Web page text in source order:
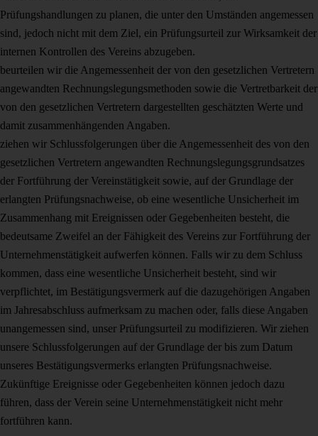
Prüfungshandlungen zu planen, die unter den Umständen angemessen
sind, jedoch nicht mit dem Ziel, ein Prüfungsurteil zur Wirksamkeit der
internen Kontrollen des Vereins abzugeben.
beurteilen wir die Angemessenheit der von den gesetzlichen Vertretern
angewandten Rechnungslegungsmethoden sowie die Vertretbarkeit der
von den gesetzlichen Vertretern dargestellten geschätzten Werte und
damit zusammenhängenden Angaben.
ziehen wir Schlussfolgerungen über die Angemessenheit des von den
gesetzlichen Vertretern angewandten Rechnungslegungsgrundsatzes
der Fortführung der Vereinstätigkeit sowie, auf der Grundlage der
erlangten Prüfungsnachweise, ob eine wesentliche Unsicherheit im
Zusammenhang mit Ereignissen oder Gegebenheiten besteht, die
bedeutsame Zweifel an der Fähigkeit des Vereins zur Fortführung der
Unternehmenstätigkeit aufwerfen können. Falls wir zu dem Schluss
kommen, dass eine wesentliche Unsicherheit besteht, sind wir
verpflichtet, im Bestätigungsvermerk auf die dazugehörigen Angaben
im Jahresabschluss aufmerksam zu machen oder, falls diese Angaben
unangemessen sind, unser Prüfungsurteil zu modifizieren. Wir ziehen
unsere Schlussfolgerungen auf der Grundlage der bis zum Datum
unseres Bestätigungsvermerks erlangten Prüfungsnachweise.
Zukünftige Ereignisse oder Gegebenheiten können jedoch dazu
führen, dass der Verein seine Unternehmenstätigkeit nicht mehr
fortführen kann.